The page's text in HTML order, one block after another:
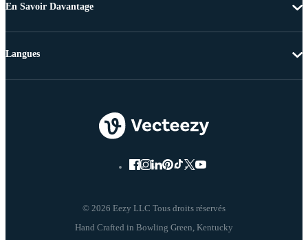
En Savoir Davantage
© 2026 Eezy LLC Tous droits réservés
Langues